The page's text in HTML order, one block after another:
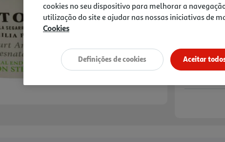
cookies no seu dispositivo para melhorar a
utilização do site e ajudar nas nossas iniciativas de
Cookies
Aceitar
Definições de cookies